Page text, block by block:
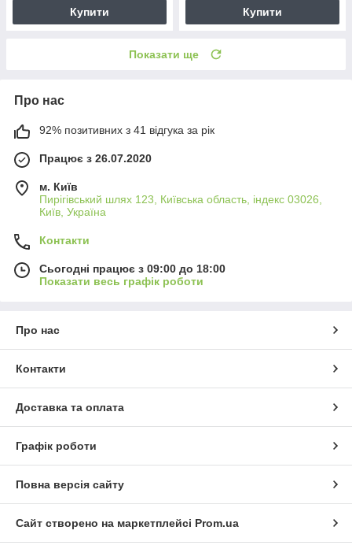
Купити Купити
Показати ще
Про нас
92% позитивних з 41 відгука за рік
Працює з 26.07.2020
м. Київ
Пирігівський шлях 123, Київська область, індекс 03026,
Київ, Україна
Контакти
Сьогодні працює з 09:00 до 18:00
Показати весь графік роботи
Про нас
Контакти
Доставка та оплата
Графік роботи
Повна версія сайту
Сайт створено на маркетплейсі Prom.ua